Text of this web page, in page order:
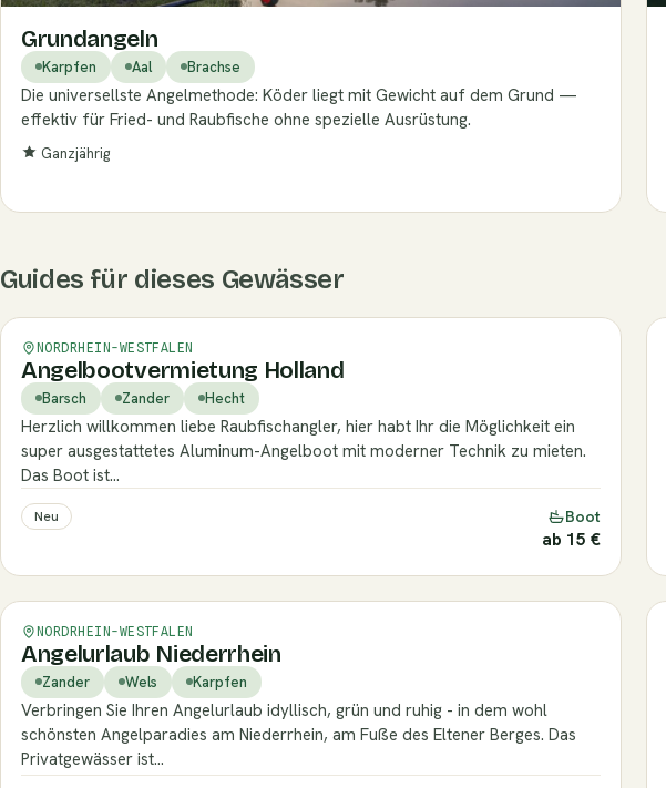
Grundangeln
Karpfen Aal Brachse
Die universellste Angelmethode: Köder liegt mit Gewicht auf dem Grund —
effektiv für Fried- und Raubfische ohne spezielle Ausrüstung.
Ganzjährig
Guides für dieses Gewässer
NORDRHEIN-WESTFALEN
Angelbootvermietung Holland
Barsch Zander Hecht
Herzlich willkommen liebe Raubfischangler, hier habt Ihr die Möglichkeit ein
super ausgestattetes Aluminum-Angelboot mit moderner Technik zu mieten.
Das Boot ist…
Neu Boot
ab 15 €
NORDRHEIN-WESTFALEN
Angelurlaub Niederrhein
Zander Wels Karpfen
Verbringen Sie Ihren Angelurlaub idyllisch, grün und ruhig - in dem wohl
schönsten Angelparadies am Niederrhein, am Fuße des Eltener Berges. Das
Privatgewässer ist…